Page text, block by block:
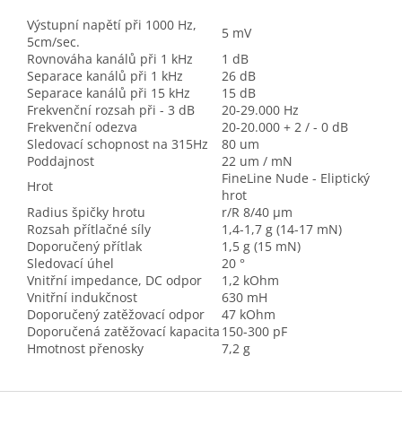
Výstupní napětí při 1000 Hz,
5cm/sec.
5 mV
Rovnováha kanálů při 1 kHz
1 dB
Separace kanálů při 1 kHz
26 dB
Separace kanálů při 15 kHz
15 dB
Frekvenční rozsah při - 3 dB
20-29.000 Hz
Frekvenční odezva
20-20.000 + 2 / - 0 dB
Sledovací schopnost na 315Hz
80 um
Poddajnost
22 um / mN
Hrot
FineLine Nude - Eliptický
hrot
Radius špičky hrotu
r/R 8/40 µm
Rozsah přítlačné síly
1,4-1,7 g (14-17 mN)
Doporučený přítlak
1,5 g (15 mN)
Sledovací úhel
20 °
Vnitřní impedance, DC odpor
1,2 kOhm
Vnitřní indukčnost
630 mH
Doporučený zatěžovací odpor
47 kOhm
Doporučená zatěžovací kapacita 150-300 pF
Hmotnost přenosky
7,2 g
Z